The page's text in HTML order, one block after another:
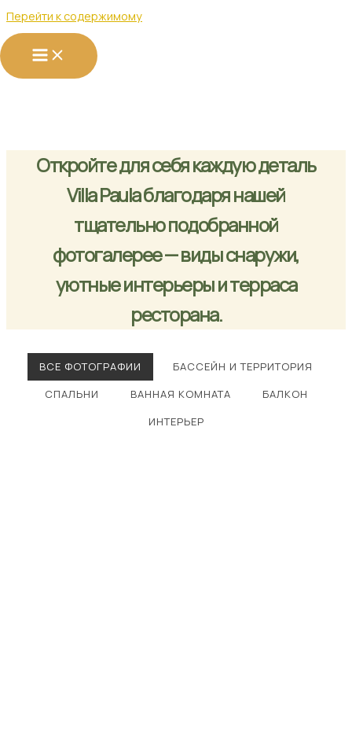
Перейти к содержимому
Откройте для себя каждую деталь
Villa Paula благодаря нашей
тщательно подобранной
фотогалерее — виды снаружи,
уютные интерьеры и терраса
ресторана.
ВСЕ ФОТОГРАФИИ
БАССЕЙН И ТЕРРИТОРИЯ
СПАЛЬНИ
ВАННАЯ КОМНАТА
БАЛКОН
ИНТЕРЬЕР